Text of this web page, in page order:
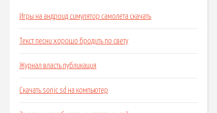
Игры на андроид симулятор самолета скачать
Текст песни хорошо бродить по свету
Журнал власть публикация
Скачать sonic sd на компьютер